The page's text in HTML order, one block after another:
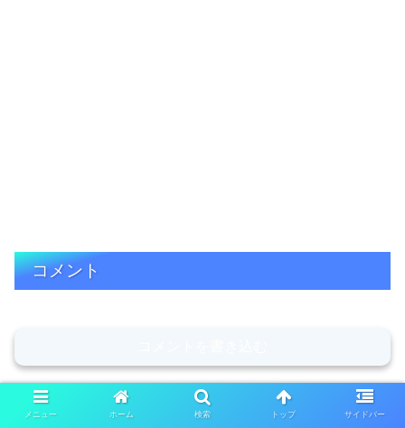
コメント
メニュー ホーム 検索 トップ サイドバー